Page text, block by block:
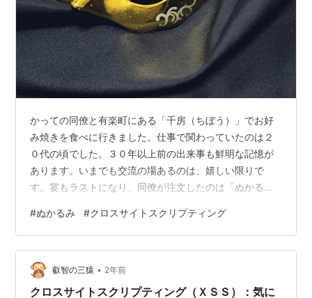
かっての同僚と有楽町にある「千房（ちぼう）」でお好
み焼きを食べに行きました。仕事で関わっていたのは２
０代の頃でした。３０年以上前の出来事も鮮明な記憶が
あります。いまでも交流の場あるのは、嬉しい限りで
す。宴もラストになり、同僚が注文したのは「ぬかるみ
ニュー表には載ってないお好み焼きです。その正体は、
ミックス焼きです。ただ、メニュー表にあるミックス焼
きより、安価な価格設定になってます。「ぬかるみ焼
き」は、千房の裏メニューとして知られています。誕生
のきっかけは、かって笑福亭鶴瓶が出ていた深夜ラジオ
#ぬかるみ #クロスサイトスクリプティング
叡智の三猿 • 2年前
クロスサイトスクリプティング（ＸＳＳ）：気に